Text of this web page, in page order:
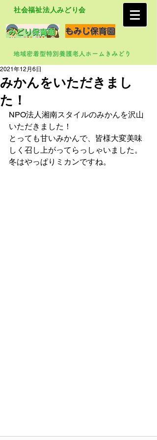
社会福祉法人みどり会
みかんをいただきまし
た！
2021年12月6日
NPO法人湘南スタイルのみかんを沢山
いただきました！
とっても甘いみかんで、皆様大変美味
しく召し上がってらっしゃいました。
冬はやっぱりミカンですね。